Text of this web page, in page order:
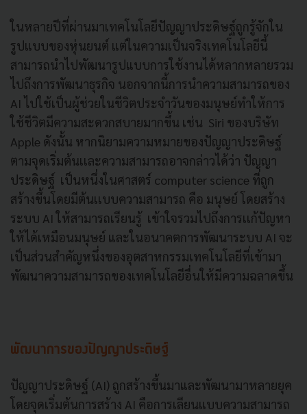
ในหลายปีที่ผ่านมาเทคโนโลยีปัญญาประดิษฐ์ถูกรู้จักใน
รูปแบบของหุ่นยนต์ แต่ในความเป็นจริงเทคโนโลยีนี้
สามารถนำไปพัฒนารูปแบบการใช้งานได้หลากหลายรวม
ไปถึงการพัฒนาธุรกิจ นอกจากนี้การนำความสามารถของ
AI ไปใช้เป็นผู้ช่วยในชีวิตประจำวันของมนุษย์ทำให้การ
ใช้ชีวิตมีความสะดวกสบายมากขึ้น เช่น Siri ของบริษัท
Apple ดังนั้น หากนิยามความหมายของปัญญาประดิษฐ์
ตามจุดเริ่มต้นเเละความสามารถอาจกล่าวได้ว่า ปัญญา
ประดิษฐ์ เป็นหนึ่งในศาสตร์ computer science ที่ถูก
สร้างขึ้นโดยมีต้นเเบบความสามารถ คือ มนุษย์ โดยสร้าง
ระบบ AI ให้สามารถเรียนรู้ เข้าใจรวมไปถึงการเเก้ปัญหา
ให้ได้เหมือนมนุษย์ และในอนาคตการพัฒนาระบบ AI จะ
เป็นส่วนสำคัญหนึ่งของอุตสาหกรรมเทคโนโลยีที่เข้ามา
พัฒนาความสามารถของเทคโนโลยีอื่นให้มีความฉลาดขึ้น
พัฒนาการของปัญญาประดิษฐ์
ปัญญาประดิษฐ์ (AI) ถูกสร้างขึ้นมาและพัฒนามาหลายยุค
โดยจุดเริ่มต้นการสร้าง AI คือการเลียนแบบความสามารถ